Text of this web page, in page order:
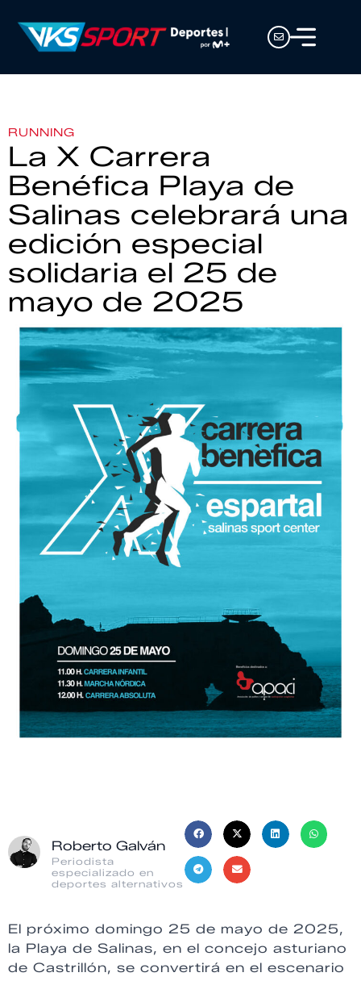
RUNNING
La X Carrera
Benéfica Playa de
Salinas celebrará una
edición especial
solidaria el 25 de
mayo de 2025
Roberto Galván
Periodista
especializado en
deportes alternativos
El próximo domingo 25 de mayo de 2025,
la Playa de Salinas, en el concejo asturiano
de Castrillón, se convertirá en el escenario